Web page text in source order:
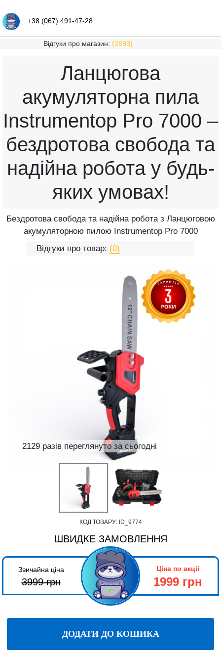
+38 (067) 491-47-28
Відгуки про магазин: (2693)
Ланцюгова
акумуляторна пила
Іnstrumentop Pro 7000 –
бездротова свобода та
надійна робота у будь-
яких умовах!
Бездротова свобода та надійна робота з Ланцюговою
акумуляторною пилою Іnstrumentop Pro 7000
Відгуки про товар: (0)
2129 разів переглянуто за сьогодні
КОД ТОВАРУ: ID_9774
ШВИДКЕ ЗАМОВЛЕННЯ
Звичайна ціна
3999грн
Ціна по акціі
1999 грн
ДОДАТИ ДО КОШИКА